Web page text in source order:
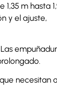
m hasta
y el ajuste,
necesitan